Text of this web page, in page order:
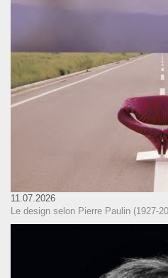
11.07.2026
Le design selon Pierre Paulin (1927-